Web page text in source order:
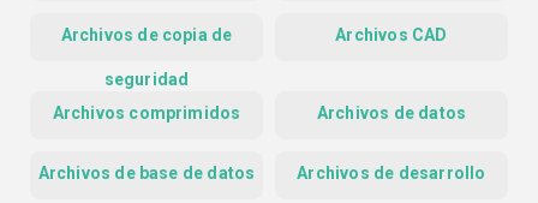
Archivos de copia de
seguridad
Archivos CAD
Archivos comprimidos Archivos de datos
Archivos de base de datos Archivos de desarrollo